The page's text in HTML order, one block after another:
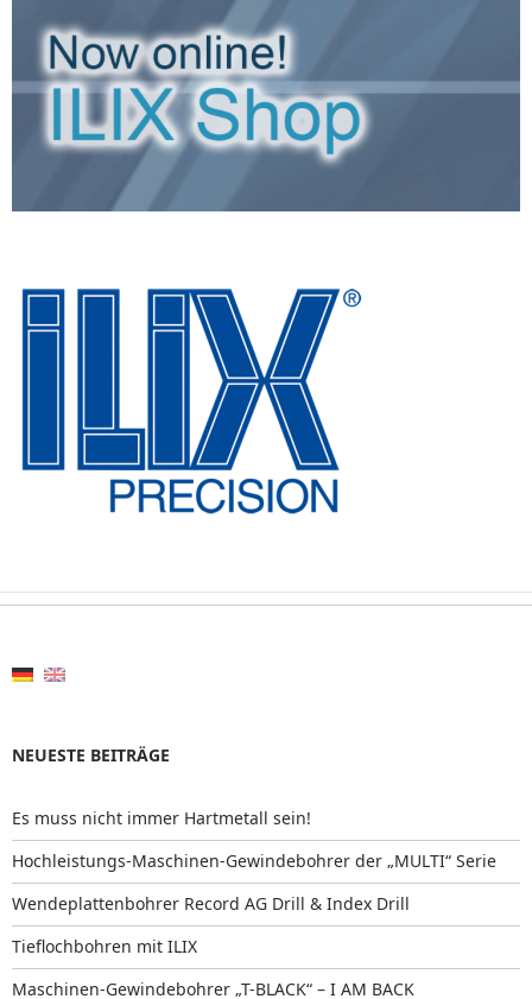
NEUESTE BEITRÄGE
Es muss nicht immer Hartmetall sein!
Hochleistungs-Maschinen-Gewindebohrer der „MULTI“ Serie
Wendeplattenbohrer Record AG Drill & Index Drill
Tieflochbohren mit ILIX
Maschinen-Gewindebohrer „T-BLACK“ – I AM BACK